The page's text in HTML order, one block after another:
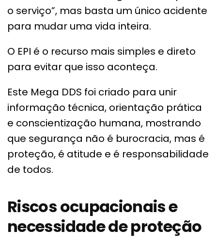
o serviço”, mas basta um único acidente
para mudar uma vida inteira.
O EPI é o recurso mais simples e direto
para evitar que isso aconteça.
Este Mega DDS foi criado para unir
informação técnica, orientação prática
e conscientização humana, mostrando
que segurança não é burocracia, mas é
proteção, é atitude e é responsabilidade
de todos.
Riscos ocupacionais e
necessidade de proteção